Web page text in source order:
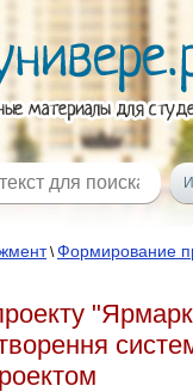
\Формирование